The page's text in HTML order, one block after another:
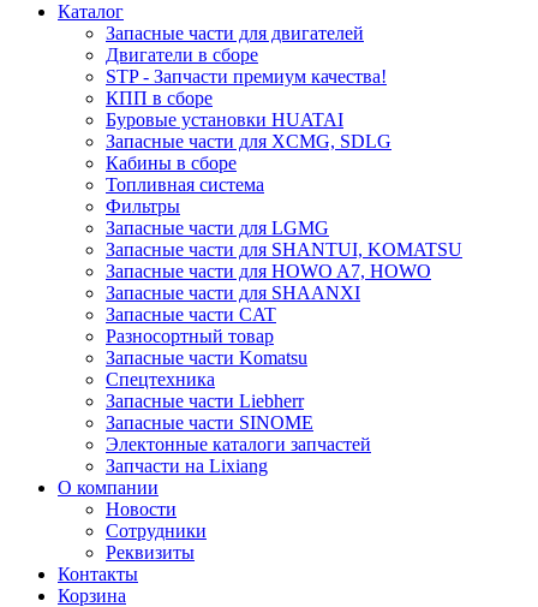
Каталог
Запасные части для двигателей
Двигатели в сборе
STP - Запчасти премиум качества!
КПП в сборе
Буровые установки HUATAI
Запасные части для XCMG, SDLG
Кабины в сборе
Топливная система
Фильтры
Запасные части для LGMG
Запасные части для SHANTUI, KOMATSU
Запасные части для HOWO A7, HOWO
Запасные части для SHAANXI
Запасные части CAT
Разносортный товар
Запасные части Komatsu
Спецтехника
Запасные части Liebherr
Запасные части SINOME
Электонные каталоги запчастей
Запчасти на Lixiang
О компании
Новости
Сотрудники
Реквизиты
Контакты
Корзина